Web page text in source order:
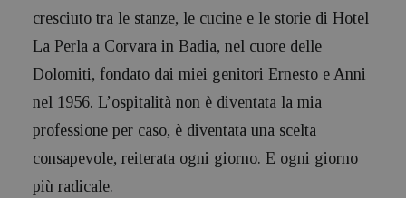
cresciuto tra le stanze, le cucine e le storie di Hotel
La Perla a Corvara in Badia, nel cuore delle
Dolomiti, fondato dai miei genitori Ernesto e Anni
nel 1956. L’ospitalità non è diventata la mia
professione per caso, è diventata una scelta
consapevole, reiterata ogni giorno. E ogni giorno
più radicale.